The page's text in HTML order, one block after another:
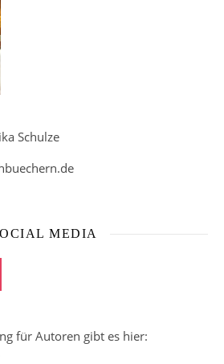
Schulze
MEDIA
für Autoren gibt es hier: